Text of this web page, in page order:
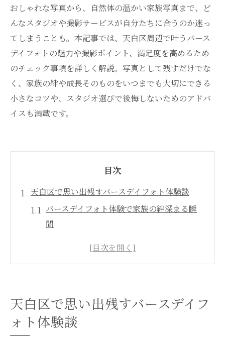
おしゃれな写真から、自然体の温かい家族写真まで、ど
んなスタジオや撮影サービスが自分たちに合うのか迷っ
てしまうことも。本記事では、天白区周辺で叶うバース
デイフォトの魅力や撮影ポイント、満足度を高めるため
のチェック事項を詳しく解説。写真として残すだけでな
く、家族の絆や成長そのものをいつまでも大切にできる
小さなコツや、スタジオ選びで後悔しないためのアドバ
イスも満載です。
目次
天白区で思い出残すバースデイフォト体験談
バースデイフォト体験で家族の絆深まる瞬
間
家族写真で感じる温かなファミリーフォト
体験
天白区で思い出残すバースデイフ
ォト体験談